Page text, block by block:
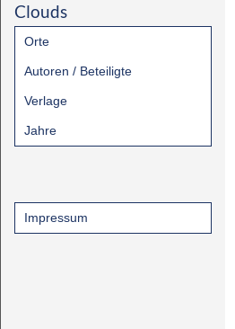
Clouds
Orte
Autoren / Beteiligte
Verlage
Jahre
Impressum